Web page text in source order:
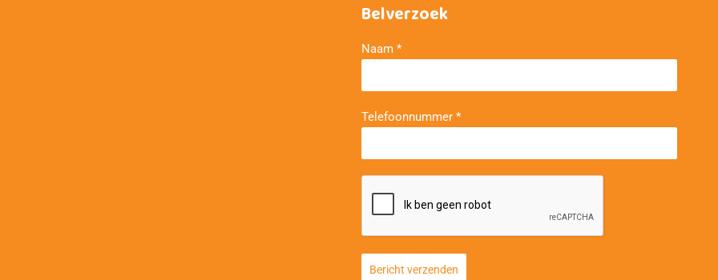
Belverzoek
Naam *
Telefoonnummer *
Bericht verzenden